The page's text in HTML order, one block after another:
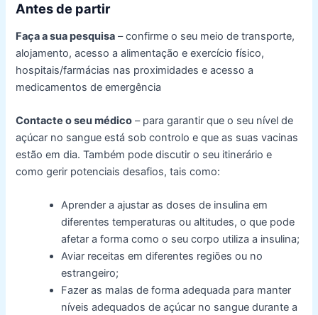
Antes de partir
Faça a sua pesquisa – confirme o seu meio de transporte,
alojamento, acesso a alimentação e exercício físico,
hospitais/farmácias nas proximidades e acesso a
medicamentos de emergência
Contacte o seu médico – para garantir que o seu nível de
açúcar no sangue está sob controlo e que as suas vacinas
estão em dia. Também pode discutir o seu itinerário e
como gerir potenciais desafios, tais como:
Aprender a ajustar as doses de insulina em
diferentes temperaturas ou altitudes, o que pode
afetar a forma como o seu corpo utiliza a insulina;
Aviar receitas em diferentes regiões ou no
estrangeiro;
Fazer as malas de forma adequada para manter
níveis adequados de açúcar no sangue durante a